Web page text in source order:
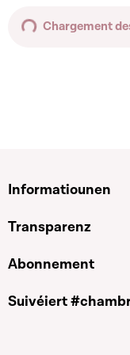
Chargement
Informatiounen
Transparenz
Abonnement
Suivéiert